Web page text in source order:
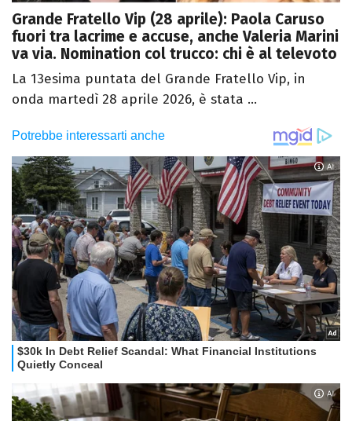
Grande Fratello Vip (28 aprile): Paola Caruso
fuori tra lacrime e accuse, anche Valeria Marini
va via. Nomination col trucco: chi è al televoto
La 13esima puntata del Grande Fratello Vip, in
onda martedì 28 aprile 2026, è stata ...